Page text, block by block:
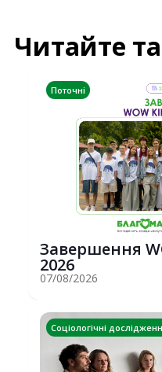
Читайте
Поточні
Завершення
2026
07/08/2026
Соціологічні